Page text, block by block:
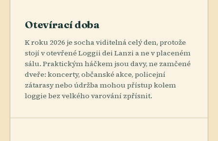
Otevírací doba
K roku 2026 je socha viditelná celý den, protože
stojí v otevřené Loggii dei Lanzi a ne v placeném
sálu. Praktickým háčkem jsou davy, ne zamčené
dveře: koncerty, občanské akce, policejní
zátarasy nebo údržba mohou přístup kolem
loggie bez velkého varování zpřísnit.